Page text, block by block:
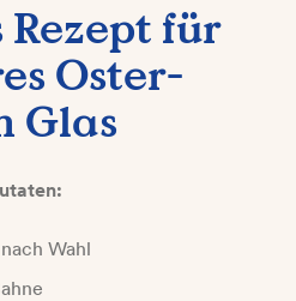
Rezept für
Oster-
Glas
Wahl